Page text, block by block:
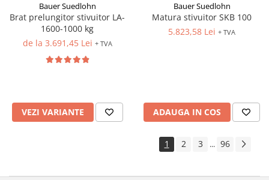
Bauer Suedlohn
Brat prelungitor stivuitor LA-
1600-1000 kg
de la 3.691,45 Lei + TVA
VEZI VARIANTE
Bauer Suedlohn
Matura stivuitor SKB 100
5.823,58 Lei + TVA
ADAUGA IN COS
1 2 3 ... 96